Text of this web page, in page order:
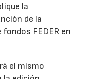
la
de la
FEDER en
el mismo